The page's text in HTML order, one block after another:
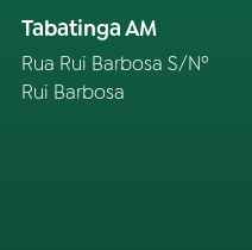
Tabatinga AM
Rua Rui Barbosa S/Nº
Rui Barbosa